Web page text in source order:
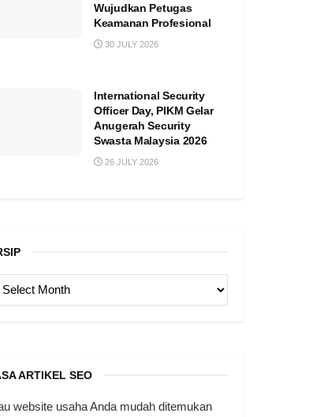
Wujudkan Petugas
Keamanan Profesional
30 JULY 2026
International Security
Officer Day, PIKM Gelar
Anugerah Security
Swasta Malaysia 2026
26 JULY 2026
ARTIKEL SEO
website usaha Anda mudah ditemukan